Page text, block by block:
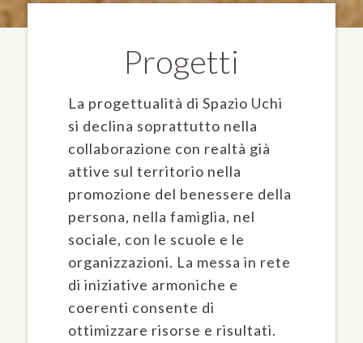
Progetti
La progettualità di Spazio Uchi
si declina soprattutto nella
collaborazione con realtà già
attive sul territorio nella
promozione del benessere della
persona, nella famiglia, nel
sociale, con le scuole e le
organizzazioni. La messa in rete
di iniziative armoniche e
coerenti consente di
ottimizzare risorse e risultati.